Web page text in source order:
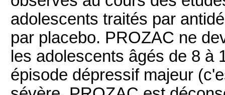
adolescents traités par
par placebo. PROZAC ne
les adolescents âgés de 8 à
épisode dépressif majeur